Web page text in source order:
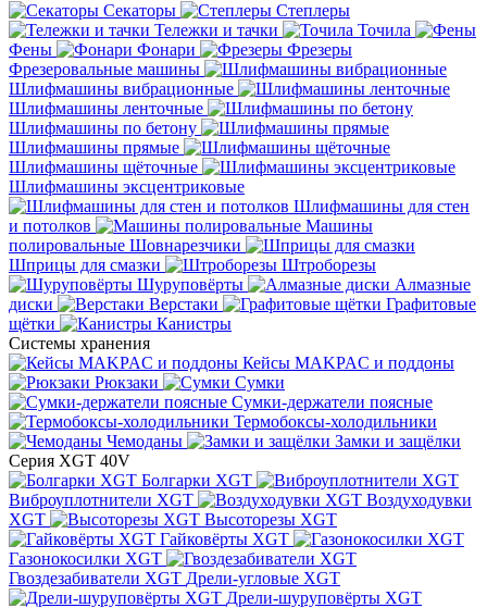
Секаторы
Степлеры
Тележки и тачки
Точила
Фены
Фонари
Фрезеры
Фрезеровальные машины
Шлифмашины вибрационные
Шлифмашины ленточные
Шлифмашины по бетону
Шлифмашины прямые
Шлифмашины щёточные
Шлифмашины эксцентриковые
Шлифмашины для стен
и потолков
Машины
полировальные Шовнарезчики
Шприцы для смазки
Штроборезы
Шуруповёрты
Алмазные
диски
Верстаки
Графитовые
щётки
Канистры
Системы хранения
Кейсы MAKPAC и поддоны
Рюкзаки
Сумки
Сумки-держатели поясные
Термобоксы-холодильники
Чемоданы
Замки и защёлки
Серия XGT 40V
Болгарки XGT
Виброуплотнители XGT
Воздуходувки
XGT
Высоторезы XGT
Гайковёрты XGT
Газонокосилки XGT
Гвоздезабиватели XGT Дрели-угловые XGT
Дрели-шуруповёрты XGT